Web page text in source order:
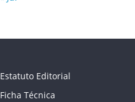
Estatuto Editorial
Ficha Técnica